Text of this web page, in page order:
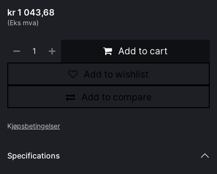
kr 1 043,68
(Eks mva)
Add to cart
Add to compare
Add to wishlist
Kjøpsbetingelser
Specifications